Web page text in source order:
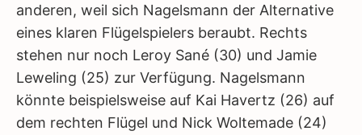
anderen, weil sich Nagelsmann der Alternative
eines klaren Flügelspielers beraubt. Rechts
stehen nur noch Leroy Sané (30) und Jamie
Leweling (25) zur Verfügung. Nagelsmann
könnte beispielsweise auf Kai Havertz (26) auf
dem rechten Flügel und Nick Woltemade (24)